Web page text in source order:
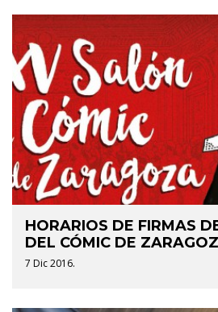
HORARIOS DE FIRMAS
DEL CÓMIC DE
7 Dic 2016.